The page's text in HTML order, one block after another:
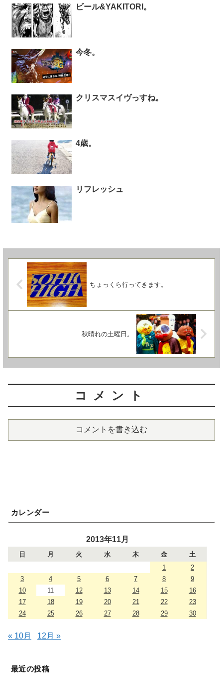
ビール&YAKITORI。
今冬。
クリスマスイヴっすね。
4歳。
リフレッシュ
ちょっくら行ってきます。
秋晴れの土曜日。
コメント
コメントを書き込む
カレンダー
2013年11月
日 月 火 水 木 金
土
1
2
3
4 5 6 7 8
9
10
11 12 13 14 15
16
17
18 19 20 21 22
23
24
25 26 27 28 29 30
« 10月 12月 »
最近の投稿